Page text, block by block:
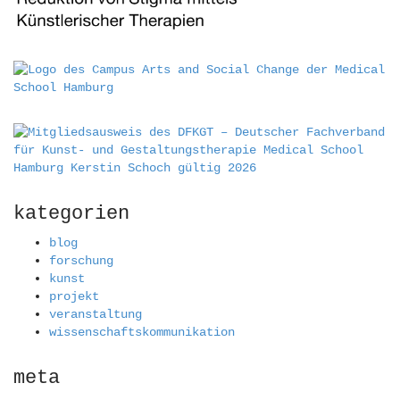
kategorien
blog
forschung
kunst
projekt
veranstaltung
wissenschaftskommunikation
meta